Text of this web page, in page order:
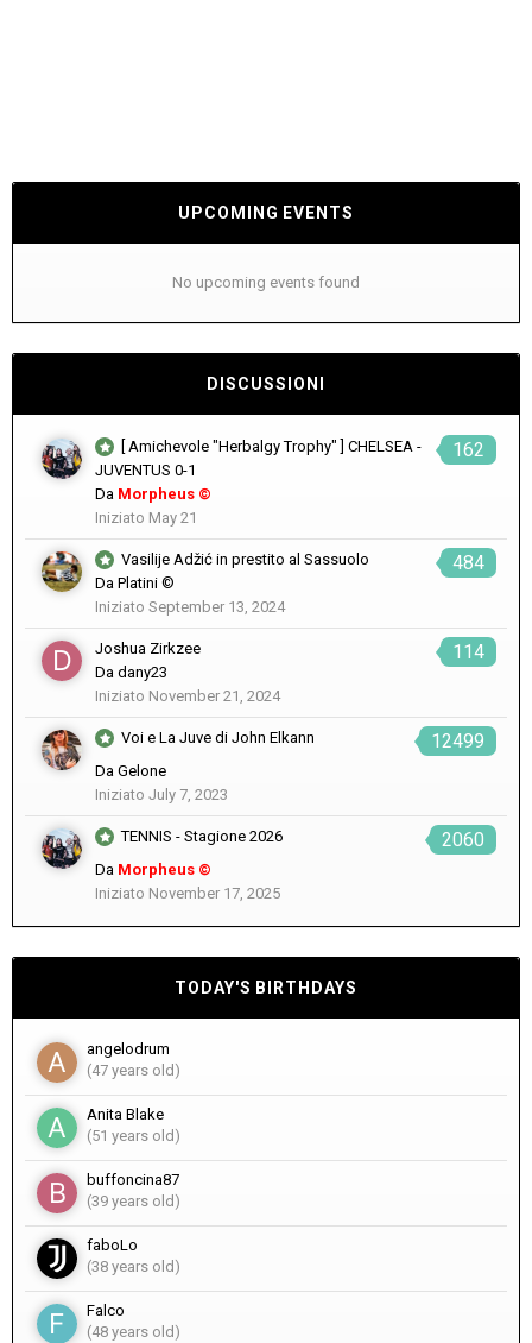
UPCOMING EVENTS
No upcoming events found
DISCUSSIONI
162
[ Amichevole "Herbalgy Trophy" ] CHELSEA -
JUVENTUS 0-1
Da Morpheus ©
Iniziato May 21
484
Vasilije Adžić in prestito al Sassuolo
Da Platini ©
Iniziato September 13, 2024
114
Joshua Zirkzee
Da dany23
Iniziato November 21, 2024
12499
Voi e La Juve di John Elkann
Da Gelone
Iniziato July 7, 2023
2060
TENNIS - Stagione 2026
Da Morpheus ©
Iniziato November 17, 2025
TODAY'S BIRTHDAYS
angelodrum
(47 years old)
Anita Blake
(51 years old)
buffoncina87
(39 years old)
faboLo
(38 years old)
Falco
(48 years old)